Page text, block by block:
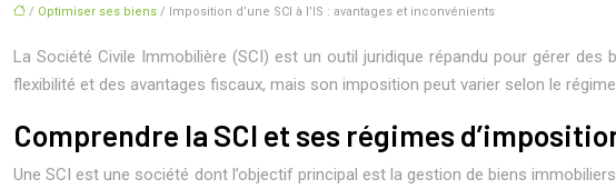
/ Optimiser ses biens / Imposition d’une SCI à l’IS : avantages et inconvénients
La Société Civile Immobilière (SCI) est un outil juridique répandu pour gérer
flexibilité et des avantages fiscaux, mais son imposition peut varier selon le
Comprendre la SCI et ses régimes
Une SCI est une société dont l’objectif principal est la gestion de biens